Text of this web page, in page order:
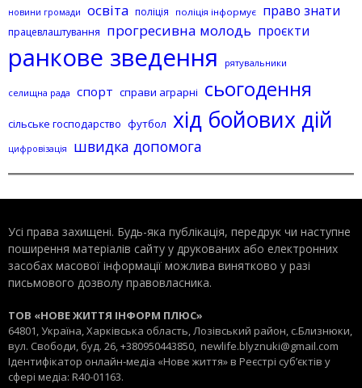
новини громади освіта поліція поліція інформує право знати
працевлаштування прогресивна молодь проєкти
ранкове зведення рятувальники
селищна рада спорт справи аграрні сьогодення
сільське господарство футбол хід бойових дій
цифровізація швидка допомога
Усі права захищені. Будь-яка публiкацiя, передрук чи наступне
поширення матеріалів сайту у друкованих або електронних
засобах масової інформації можлива винятково у разі
письмового дозволу правовласника.
ТОВ «НОВЕ ЖИТТЯ ІНФОРМ ПЛЮС»
64801, Україна, Харківська область, Лозівський район, с.Близнюки,
вул. Свободи, буд. 26, +380950443850, newlife.blyznuki@gmail.com
Ідентифікатор онлайн-медіа «Нове життя» в Реєстрі суб’єктів у
сфері медіа: R40-01163.